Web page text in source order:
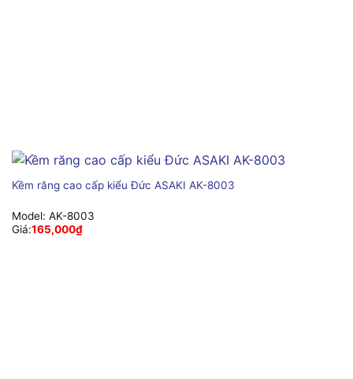
Kềm răng cao cấp kiểu Đức ASAKI AK-8003
Model: AK-8003
Giá:165,000₫